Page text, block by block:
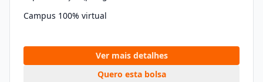
Campus 100% virtual
Ver mais detalhes
Quero esta bolsa